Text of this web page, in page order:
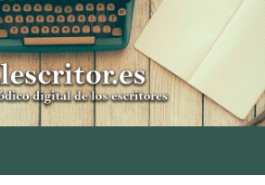
los escritores